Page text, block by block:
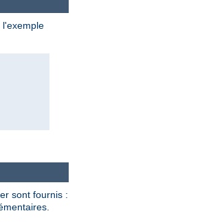
l'exemple
sont fournis :